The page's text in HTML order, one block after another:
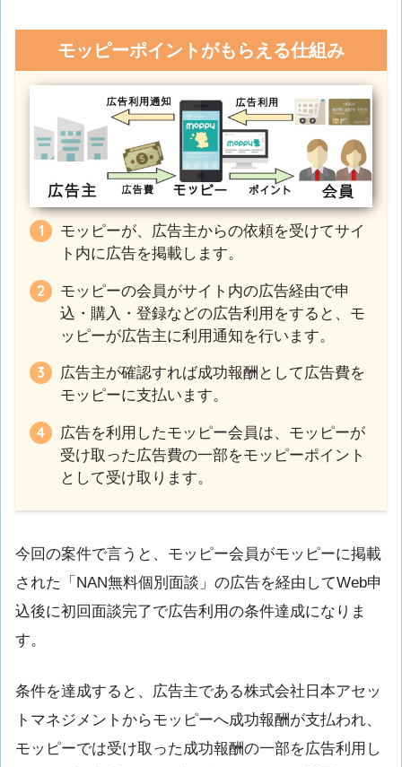
モッピーポイントがもらえる仕組み
モッピーが、広告主からの依頼を受けてサイ
ト内に広告を掲載します。
モッピーの会員がサイト内の広告経由で申
込・購入・登録などの広告利用をすると、モ
ッピーが広告主に利用通知を行います。
広告主が確認すれば成功報酬として広告費を
モッピーに支払います。
広告を利用したモッピー会員は、モッピーが
受け取った広告費の一部をモッピーポイント
として受け取ります。
今回の案件で言うと、モッピー会員がモッピーに掲載
された「NAN無料個別面談」の広告を経由してWeb申
込後に初回面談完了で広告利用の条件達成になりま
す。
条件を達成すると、広告主である株式会社日本アセッ
トマネジメントからモッピーへ成功報酬が支払われ、
モッピーでは受け取った成功報酬の一部を広告利用し